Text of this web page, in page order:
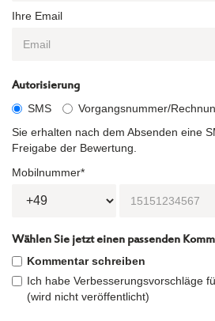
Ihre Email
Autorisierung
SMS
Vorgangsnummer/
Sie erhalten nach dem Absenden eine
Freigabe der Bewertung.
Mobilnummer*
Wählen Sie jetzt einen passenden
Kommentar schreiben
Ich habe Verbesserungsvorschläge
(wird nicht veröffentlicht)